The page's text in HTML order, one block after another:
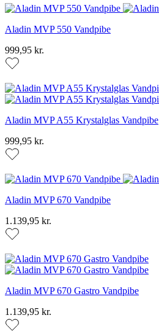
Aladin MVP 550 Vandpibe
999,95 kr.
Aladin MVP A55 Krystalglas Vandpibe
999,95 kr.
Aladin MVP 670 Vandpibe
1.139,95 kr.
Aladin MVP 670 Gastro Vandpibe
1.139,95 kr.